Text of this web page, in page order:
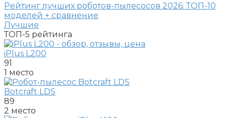
Рейтинг лучших роботов-пылесосов 2026: ТОП-10
моделей + сравнение
Лучшие
ТОП-5 рейтинга
iPlus L200
91
1 место
Botcraft LDS
89
2 место